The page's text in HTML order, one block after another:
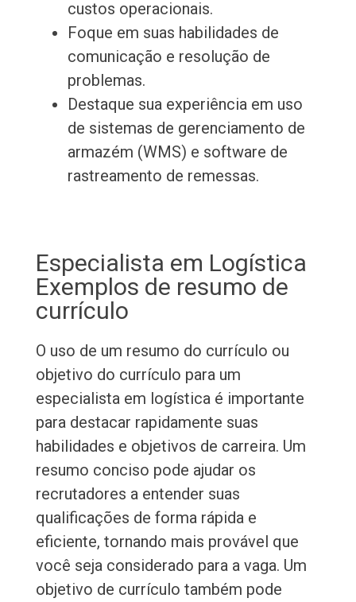
custos operacionais.
Foque em suas habilidades de
comunicação e resolução de
problemas.
Destaque sua experiência em uso
de sistemas de gerenciamento de
armazém (WMS) e software de
rastreamento de remessas.
Especialista em Logística
Exemplos de resumo de
currículo
O uso de um resumo do currículo ou
objetivo do currículo para um
especialista em logística é importante
para destacar rapidamente suas
habilidades e objetivos de carreira. Um
resumo conciso pode ajudar os
recrutadores a entender suas
qualificações de forma rápida e
eficiente, tornando mais provável que
você seja considerado para a vaga. Um
objetivo de currículo também pode